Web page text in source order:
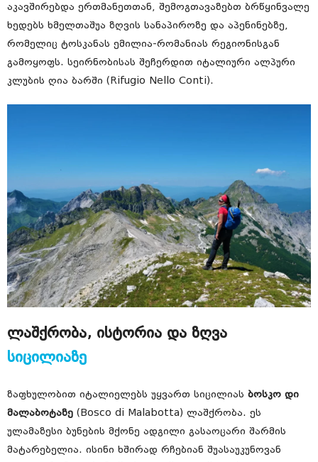
აკავშირებდა ერთმანეთთან, შემოგთავაზებთ ბრწყინვალე
ხედებს ხმელთაშუა ზღვის სანაპიროზე და აპენინებზე,
რომელიც ტოსკანას ემილია-რომანიას რეგიონისგან
გამოყოფს. სეირნობისას შეჩერდით იტალიური ალპური
კლუბის ღია ბარში (Rifugio Nello Conti).
ლაშქრობა, ისტორია და ზღვა
სიცილიაზე
ზაფხულობით იტალიელებს უყვართ სიცილიას ბოსკო დი
მალაბოტაზე (Bosco di Malabotta) ლაშქრობა. ეს
ულამაზესი ბუნების მქონე ადგილი გასაოცარი შარმის
მატარებელია. ისინი ხშირად რჩებიან შუასაუკუნოვან